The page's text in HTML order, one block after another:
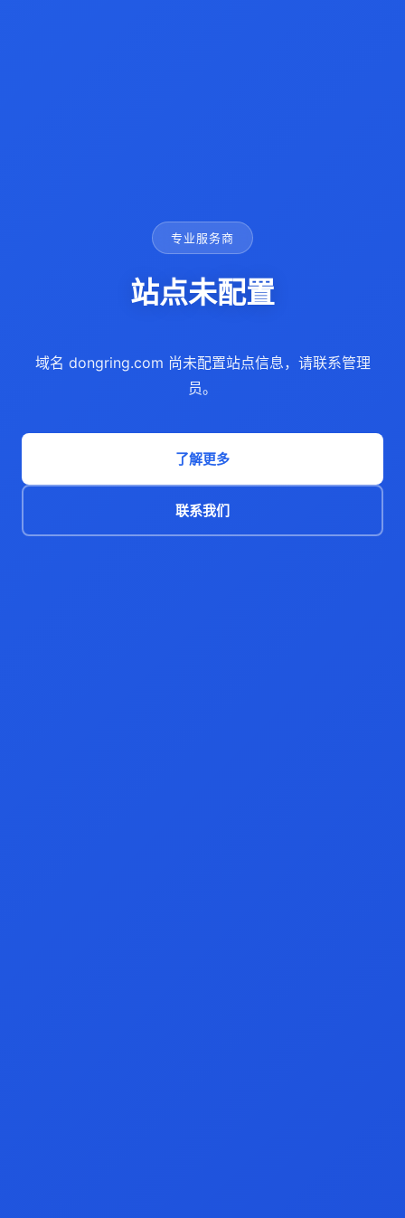
专业服务商
站点未配置
域名 dongring.com 尚未配置站点信息，请联系管理
员。
了解更多
联系我们